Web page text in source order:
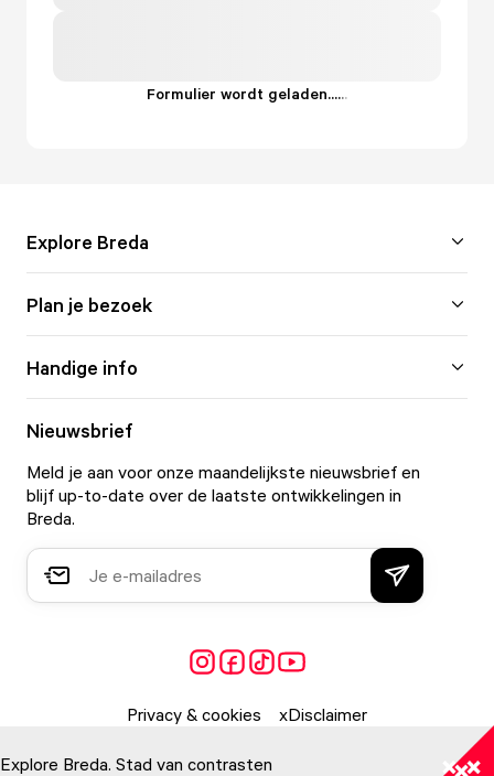
Formulier wordt geladen......
Explore Breda
Plan je bezoek
Handige info
Nieuwsbrief
Meld je aan voor onze maandelijkste nieuwsbrief en
blijf up-to-date over de laatste ontwikkelingen in
Breda.
Privacy & cookies Disclaimer
Explore Breda. Stad van contrasten